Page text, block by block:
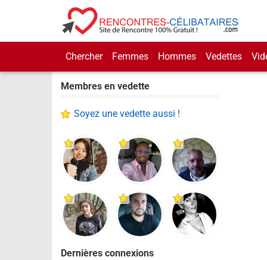
Chercher Femmes Hommes Vedettes
Membres en vedette
Soyez une vedette aussi !
Dernières connexions